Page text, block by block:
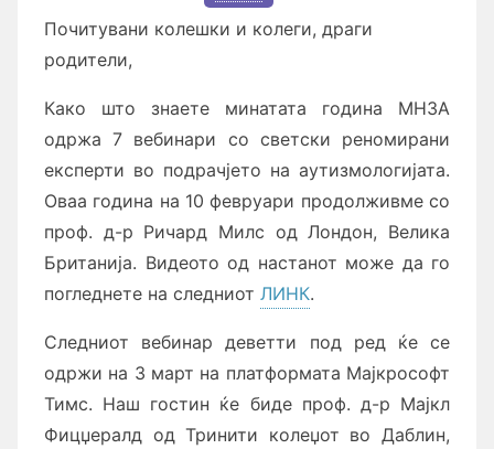
Почитувани колешки и колеги, драги
родители,
Како што знаете минатата година МНЗА
одржа 7 вебинари со светски реномирани
експерти во подрачјето на аутизмологијата.
Оваа година на 10 февруари продолживме со
проф. д-р Ричард Милс од Лондон, Велика
Британија. Видеото од настанот може да го
погледнете на следниот ЛИНК.
Следниот вебинар деветти под ред ќе се
одржи на 3 март на платформата Мајкрософт
Тимс. Наш гостин ќе биде проф. д-р Мајкл
Фицџералд од Тринити колеџот во Даблин,